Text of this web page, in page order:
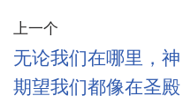
上一个
无论我们在哪里，神
期望我们都像在圣殿